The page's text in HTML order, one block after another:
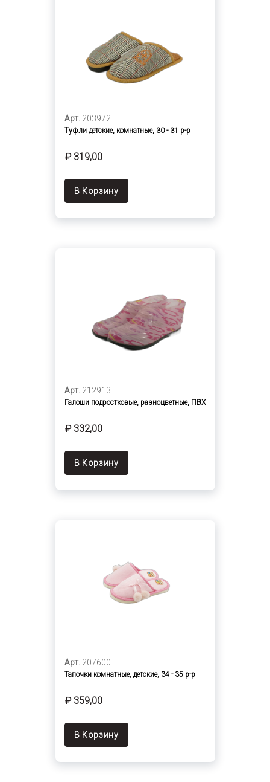
Арт. 203972
Туфли детские, комнатные, 30 - 31 р-р
₽ 319,00
В Корзину
Арт. 212913
Галоши подростковые, разноцветные, ПВХ
₽ 332,00
В Корзину
Арт. 207600
Тапочки комнатные, детские, 34 - 35 р-р
₽ 359,00
В Корзину